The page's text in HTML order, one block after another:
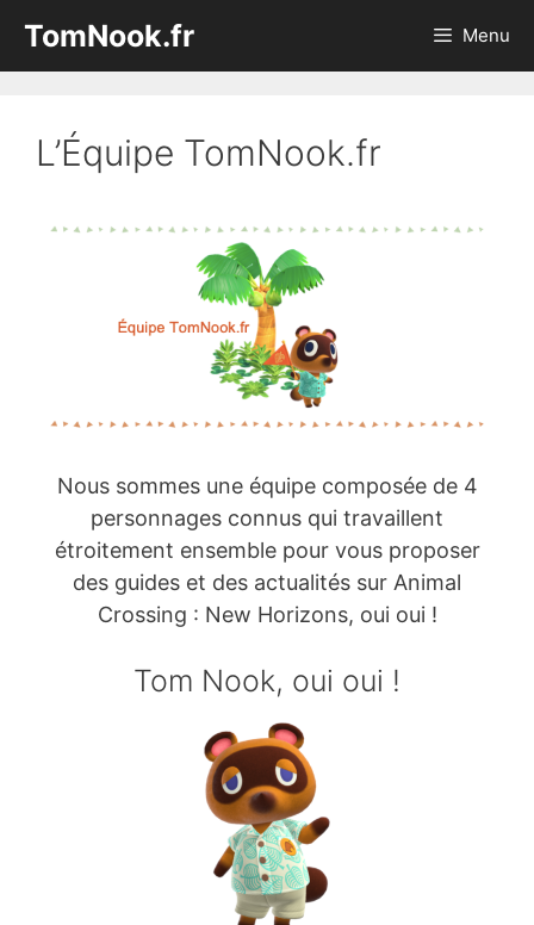
contenu
TomNook.fr Menu
L’Équipe TomNook.fr
Nous sommes une équipe composée de 4
personnages connus qui travaillent
étroitement ensemble pour vous proposer
des guides et des actualités sur Animal
Crossing : New Horizons, oui oui !
Tom Nook, oui oui !